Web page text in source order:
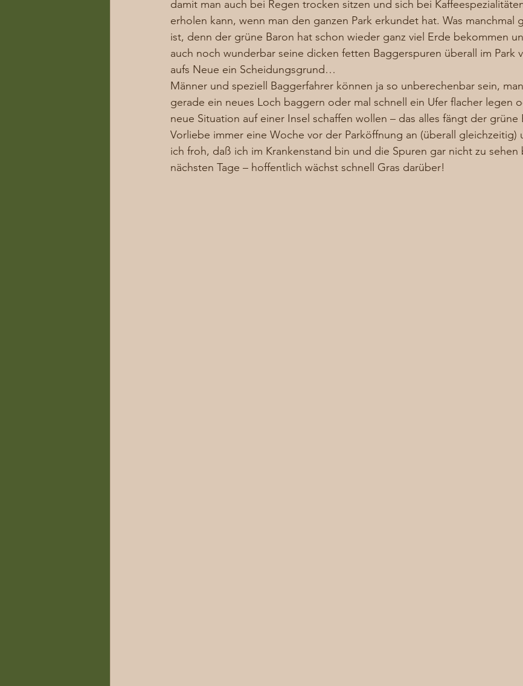
damit man auch bei Regen trocken sitzen und sich bei
erholen kann, wenn man den ganzen Park erkundet hat. Was manchmal
ist, denn der grüne Baron hat schon wieder ganz viel Erde bekommen
auch noch wunderbar seine dicken fetten Baggerspuren überall im Park
aufs Neue ein Scheidungsgrund…
Männer und speziell Baggerfahrer können ja so unberechenbar sein,
gerade ein neues Loch baggern oder mal schnell ein Ufer flacher legen
neue Situation auf einer Insel schaffen wollen – das alles fängt der grüne
Vorliebe immer eine Woche vor der Parköffnung an (überall gleichzeitig)
ich froh, daß ich im Krankenstand bin und die Spuren gar nicht zu
nächsten Tage – hoffentlich wächst schnell Gras darüber!